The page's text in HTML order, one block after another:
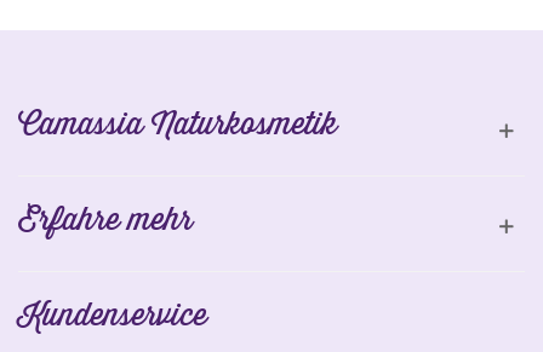
Camassia Naturkosmetik
Erfahre mehr
Kundenservice